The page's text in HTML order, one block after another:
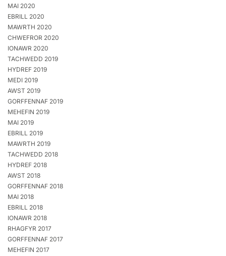
MAI 2020
EBRILL 2020
MAWRTH 2020
CHWEFROR 2020
IONAWR 2020
TACHWEDD 2019
HYDREF 2019
MEDI 2019
AWST 2019
GORFFENNAF 2019
MEHEFIN 2019
MAI 2019
EBRILL 2019
MAWRTH 2019
TACHWEDD 2018
HYDREF 2018
AWST 2018
GORFFENNAF 2018
MAI 2018
EBRILL 2018
IONAWR 2018
RHAGFYR 2017
GORFFENNAF 2017
MEHEFIN 2017